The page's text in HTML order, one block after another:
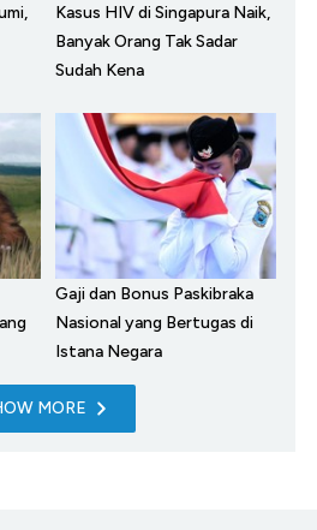
Kasus HIV di Singapura Naik,
Banyak Orang Tak Sadar
Sudah Kena
Gaji dan Bonus Paskibraka
Nasional yang Bertugas di
Istana Negara
MORE